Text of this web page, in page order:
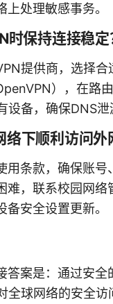
处理敏感事务。
保持连接稳定
提供商，选择合
），在路
设备，确保DNS泄
下顺利访问外
用条款，确保账号
难，联系校园网络
安全设置更新。
答案是：通过安全
全球网络的安全